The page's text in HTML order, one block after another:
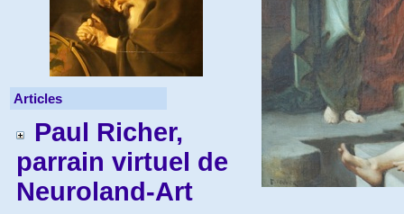
Articles
Paul Richer,
parrain virtuel de
Neuroland-Art